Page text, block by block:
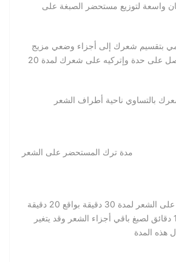
واسعة لتوزيع مستحضر الصبغة على
بتقسيم شعرك إلى أجزاء وضعي مزيج
الصبغة لكل جزء منفصل على حدة وإتركيه على شعرك لمدة 20
مدة ترك المستحضر على الشعر
يجب ترك المستحضر على الشعر لمدة 30 دقيقة بواقع 20 دقيقة
لصبغ جذور الشعر و10 دقائق لصبغ باقي أجزاء الشعر وقد يتغير